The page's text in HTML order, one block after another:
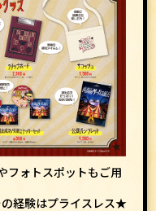
フォトスポットもご用
の経験はプライスレス★